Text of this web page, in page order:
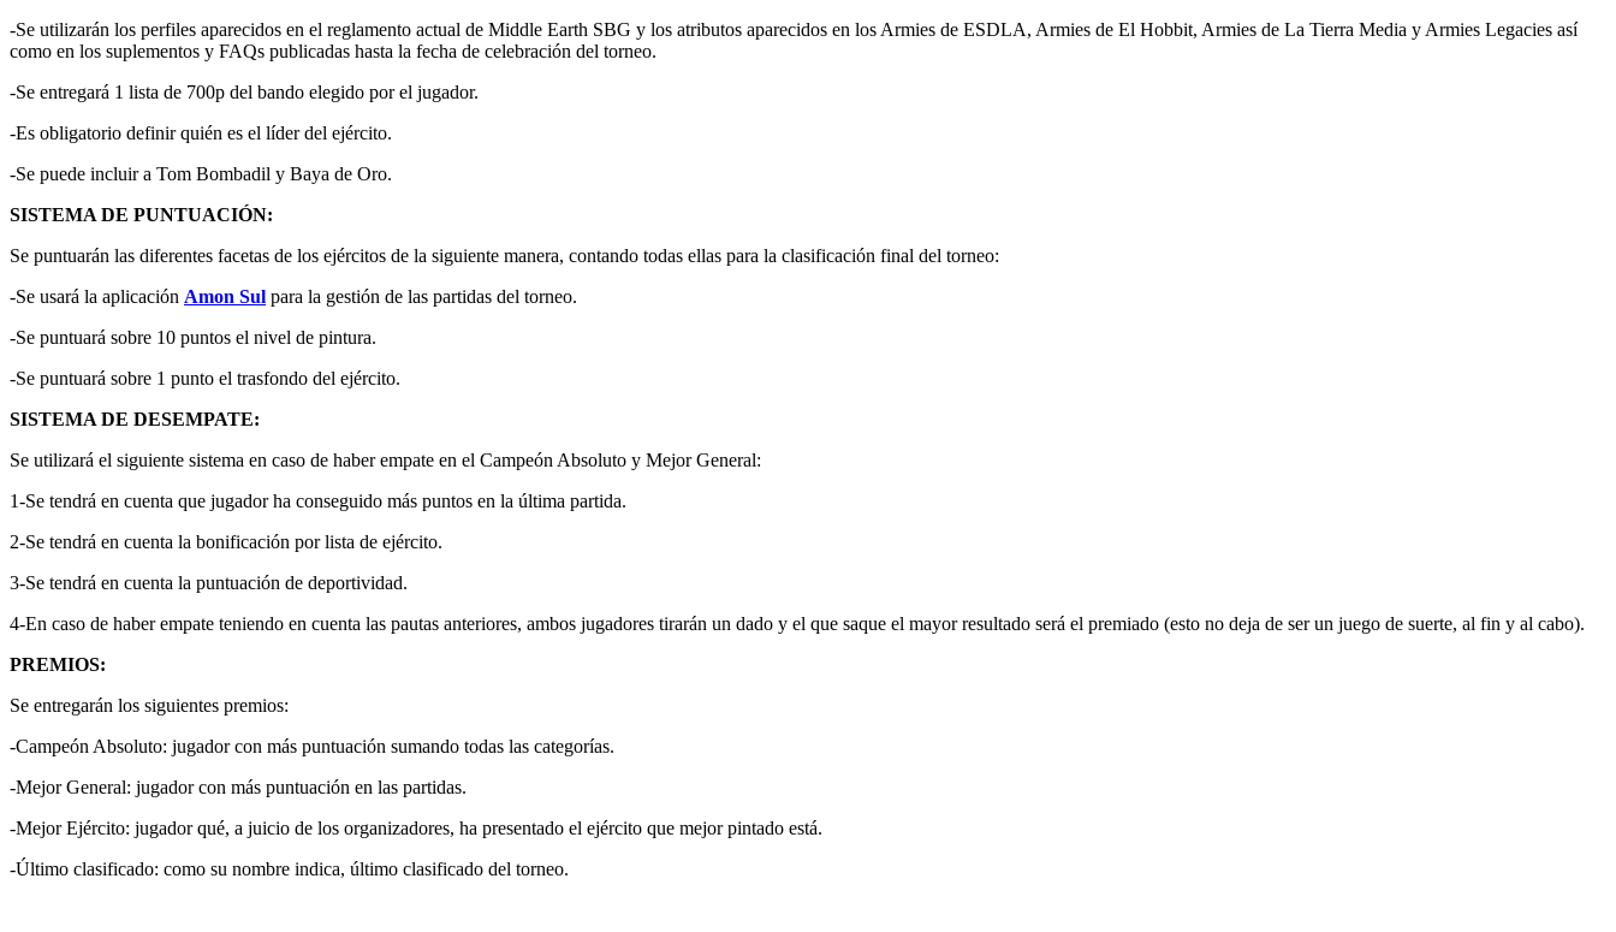
-Se utilizarán los perfiles aparecidos en el reglamento actual de Middle Earth SBG y los atributos aparecidos en los Armies de ESDLA, Armies de El Hobbit, Armies de La Tierra Media y Armies Legacies así
como en los suplementos y FAQs publicadas hasta la fecha de celebración del torneo.
-Se entregará 1 lista de 700p del bando elegido por el jugador.
-Es obligatorio definir quién es el líder del ejército.
-Se puede incluir a Tom Bombadil y Baya de Oro.
SISTEMA DE PUNTUACIÓN:
Se puntuarán las diferentes facetas de los ejércitos de la siguiente manera, contando todas ellas para la clasificación final del torneo:
-Se usará la aplicación Amon Sul para la gestión de las partidas del torneo.
-Se puntuará sobre 10 puntos el nivel de pintura.
-Se puntuará sobre 1 punto el trasfondo del ejército.
SISTEMA DE DESEMPATE:
Se utilizará el siguiente sistema en caso de haber empate en el Campeón Absoluto y Mejor General:
1-Se tendrá en cuenta que jugador ha conseguido más puntos en la última partida.
2-Se tendrá en cuenta la bonificación por lista de ejército.
3-Se tendrá en cuenta la puntuación de deportividad.
4-En caso de haber empate teniendo en cuenta las pautas anteriores, ambos jugadores tirarán un dado y el que saque el mayor resultado será el premiado (esto no deja de ser un juego de suerte, al fin y al cabo).
PREMIOS:
Se entregarán los siguientes premios:
-Campeón Absoluto: jugador con más puntuación sumando todas las categorías.
-Mejor General: jugador con más puntuación en las partidas.
-Mejor Ejército: jugador qué, a juicio de los organizadores, ha presentado el ejército que mejor pintado está.
-Último clasificado: como su nombre indica, último clasificado del torneo.